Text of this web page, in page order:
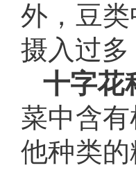
外，豆
摄入过
十字花
菜中含
他种类